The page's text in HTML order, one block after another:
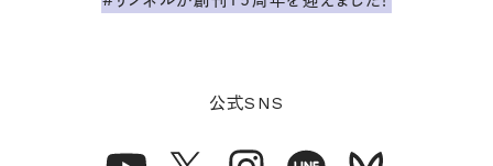
公式SNS